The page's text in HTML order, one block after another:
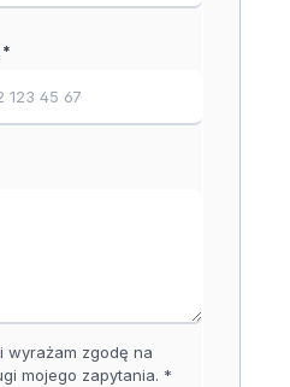
*
i wyrażam zgodę na
mojego zapytania. *